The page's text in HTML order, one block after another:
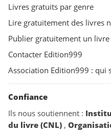
Livres gratuits par genre
Lire gratuitement des livres
Publier gratuitement un livre
Contacter Edition999
Association Edition999 : qui
Confiance
Ils nous soutiennent :
du livre (CNL) ,